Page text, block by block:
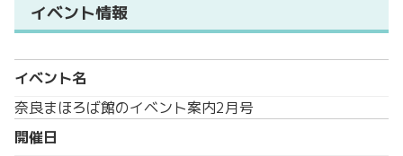
イベント情報
イベント名
奈良まほろば館のイベント案内2月号
開催日